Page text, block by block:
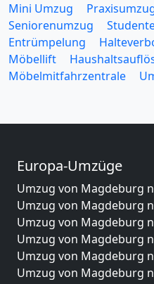
Mini Umzug
Seniorenumzug
Entrümpelung
Möbellift
Möbelmitfahrzentrale
Europa-Umzüge
Umzug von Magdeburg
Umzug von Magdeburg
Umzug von Magdeburg
Umzug von Magdeburg
Umzug von Magdeburg
Umzug von Magdeburg